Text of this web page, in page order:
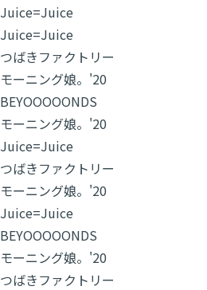
Juice=Juice
Juice=Juice
つばきファクトリー
モーニング娘。'20
BEYOOOOONDS
モーニング娘。'20
Juice=Juice
つばきファクトリー
モーニング娘。'20
Juice=Juice
BEYOOOOONDS
モーニング娘。'20
つばきファクトリー